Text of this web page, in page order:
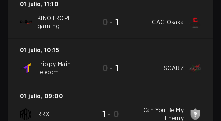
01 julio, 11:10
KINOTROPE
gaming
0 -1 CAG Osaka
01 julio, 10:15
Trippy Main
Telecom
0 -1 SCARZ
01 julio, 09:00
RRX 1 - 0
Can You Be My
Enemy